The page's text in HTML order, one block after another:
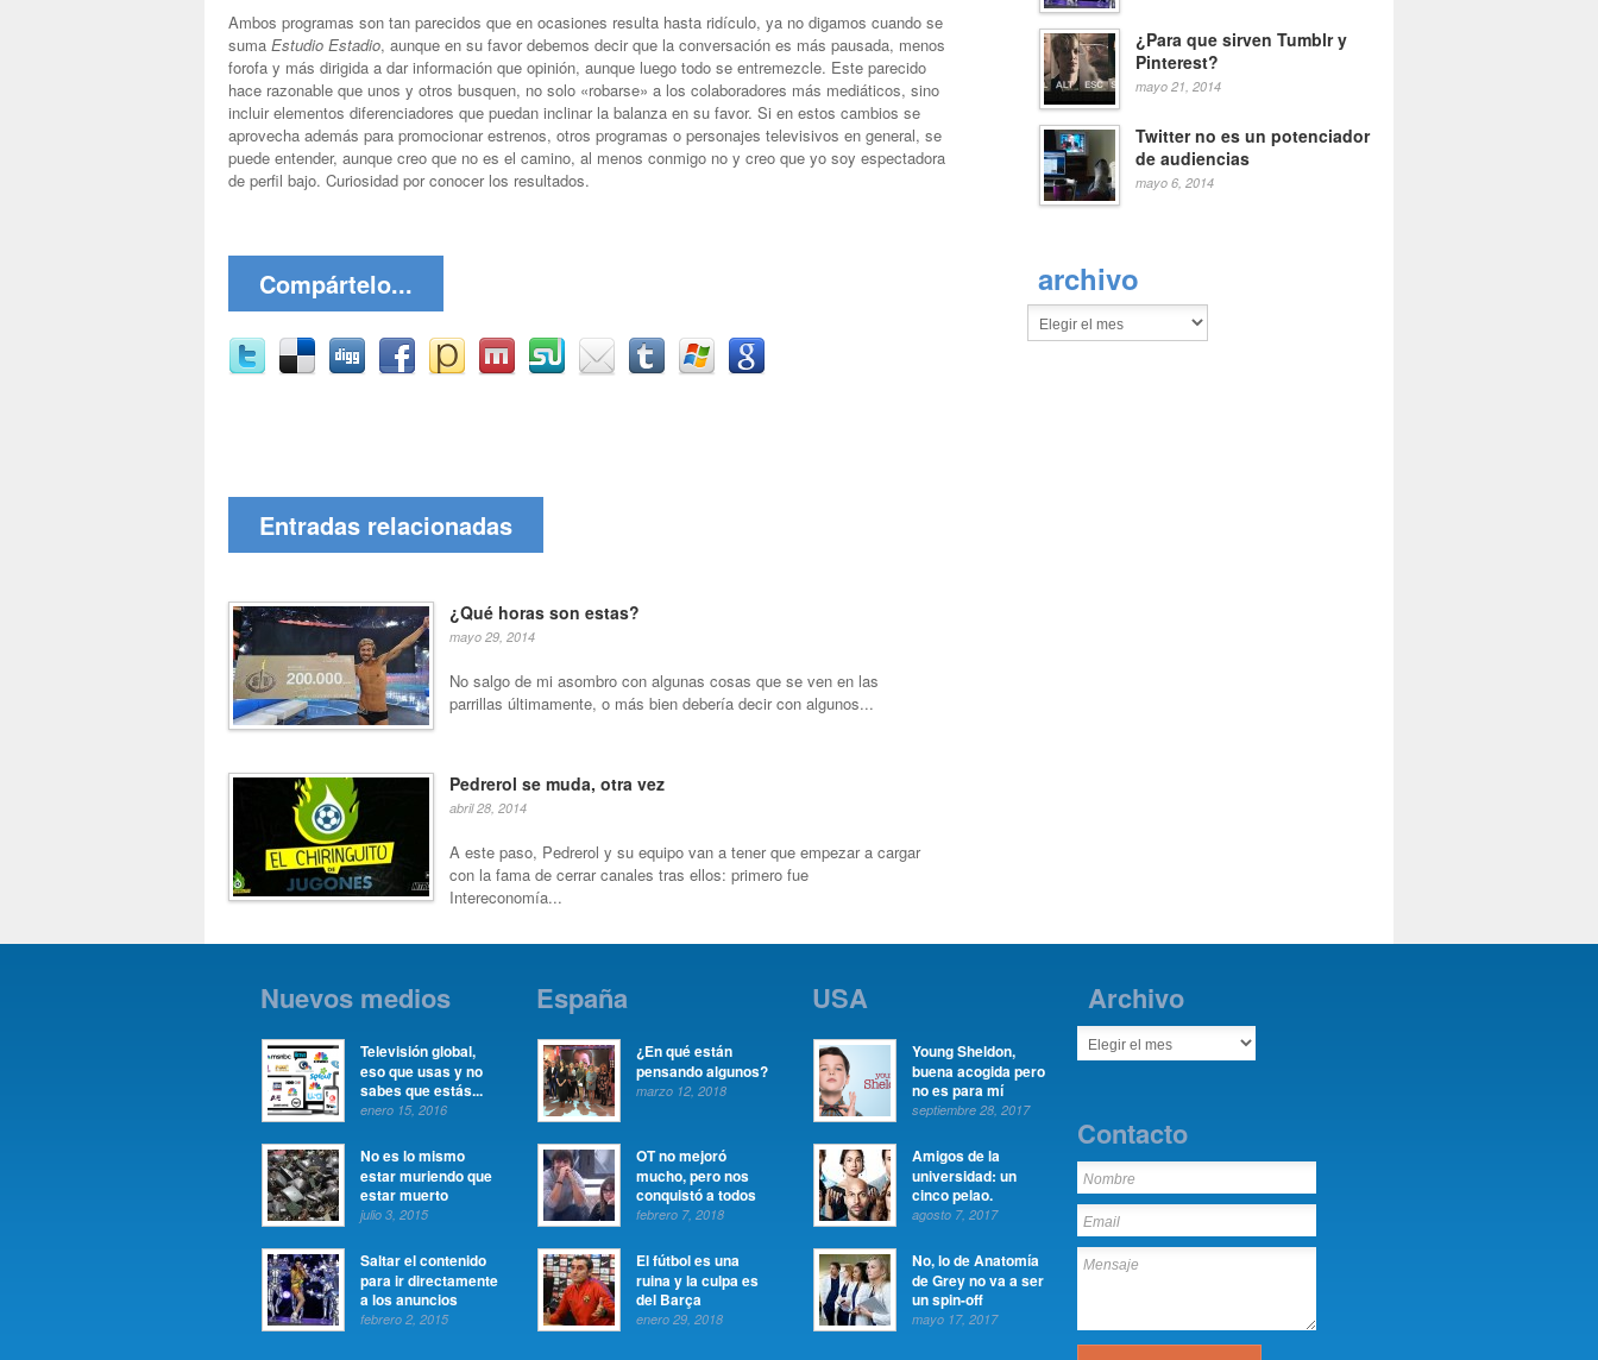
Ambos programas son tan parecidos que en ocasiones resulta hasta ridículo, ya no digamos cuando se
suma Estudio Estadio, aunque en su favor debemos decir que la conversación es más pausada, menos
forofa y más dirigida a dar información que opinión, aunque luego todo se entremezcle. Este parecido
hace razonable que unos y otros busquen, no solo «robarse» a los colaboradores más mediáticos, sino
incluir elementos diferenciadores que puedan inclinar la balanza en su favor. Si en estos cambios se
aprovecha además para promocionar estrenos, otros programas o personajes televisivos en general, se
puede entender, aunque creo que no es el camino, al menos conmigo no y creo que yo soy espectadora
de perfil bajo. Curiosidad por conocer los resultados.
Compártelo...
Entradas relacionadas
¿Qué horas son estas?
mayo 29, 2014
No salgo de mi asombro con algunas cosas que se ven en las
parrillas últimamente, o más bien debería decir con algunos...
Pedrerol se muda, otra vez
abril 28, 2014
A este paso, Pedrerol y su equipo van a tener que empezar a cargar
con la fama de cerrar canales tras ellos: primero fue
Intereconomía...
¿Para que sirven Tumblr y
Pinterest?
mayo 21, 2014
Twitter no es un potenciador
de audiencias
mayo 6, 2014
archivo
Nuevos medios
Televisión global,
eso que usas y no
sabes que estás...
enero 15, 2016
No es lo mismo
estar muriendo que
estar muerto
julio 3, 2015
Saltar el contenido
para ir directamente
a los anuncios
febrero 2, 2015
España
¿En qué están
pensando algunos?
marzo 12, 2018
OT no mejoró
mucho, pero nos
conquistó a todos
febrero 7, 2018
El fútbol es una
ruina y la culpa es
del Barça
enero 29, 2018
USA
Young Sheldon,
buena acogida pero
no es para mí
septiembre 28, 2017
Amigos de la
universidad: un
cinco pelao.
agosto 7, 2017
No, lo de Anatomía
de Grey no va a ser
un spin-off
mayo 17, 2017
Archivo
Contacto